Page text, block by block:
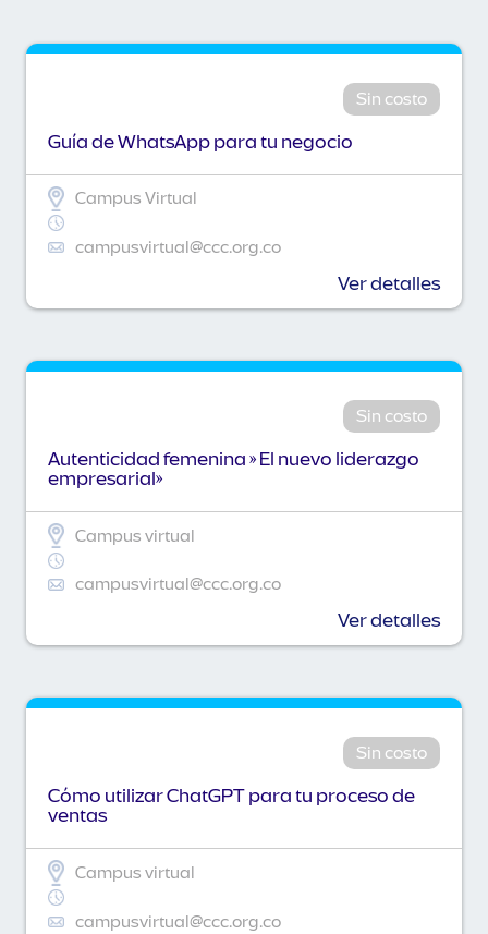
Sin costo
Guía de WhatsApp para tu negocio
Campus Virtual
campusvirtual@ccc.org.co
Ver detalles
Sin costo
Autenticidad femenina » El nuevo liderazgo
empresarial»
Campus virtual
campusvirtual@ccc.org.co
Ver detalles
Sin costo
Cómo utilizar ChatGPT para tu proceso de
ventas
Campus virtual
campusvirtual@ccc.org.co